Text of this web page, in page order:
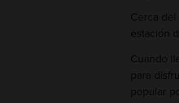
Cerca
estación
Cuando
para
popular